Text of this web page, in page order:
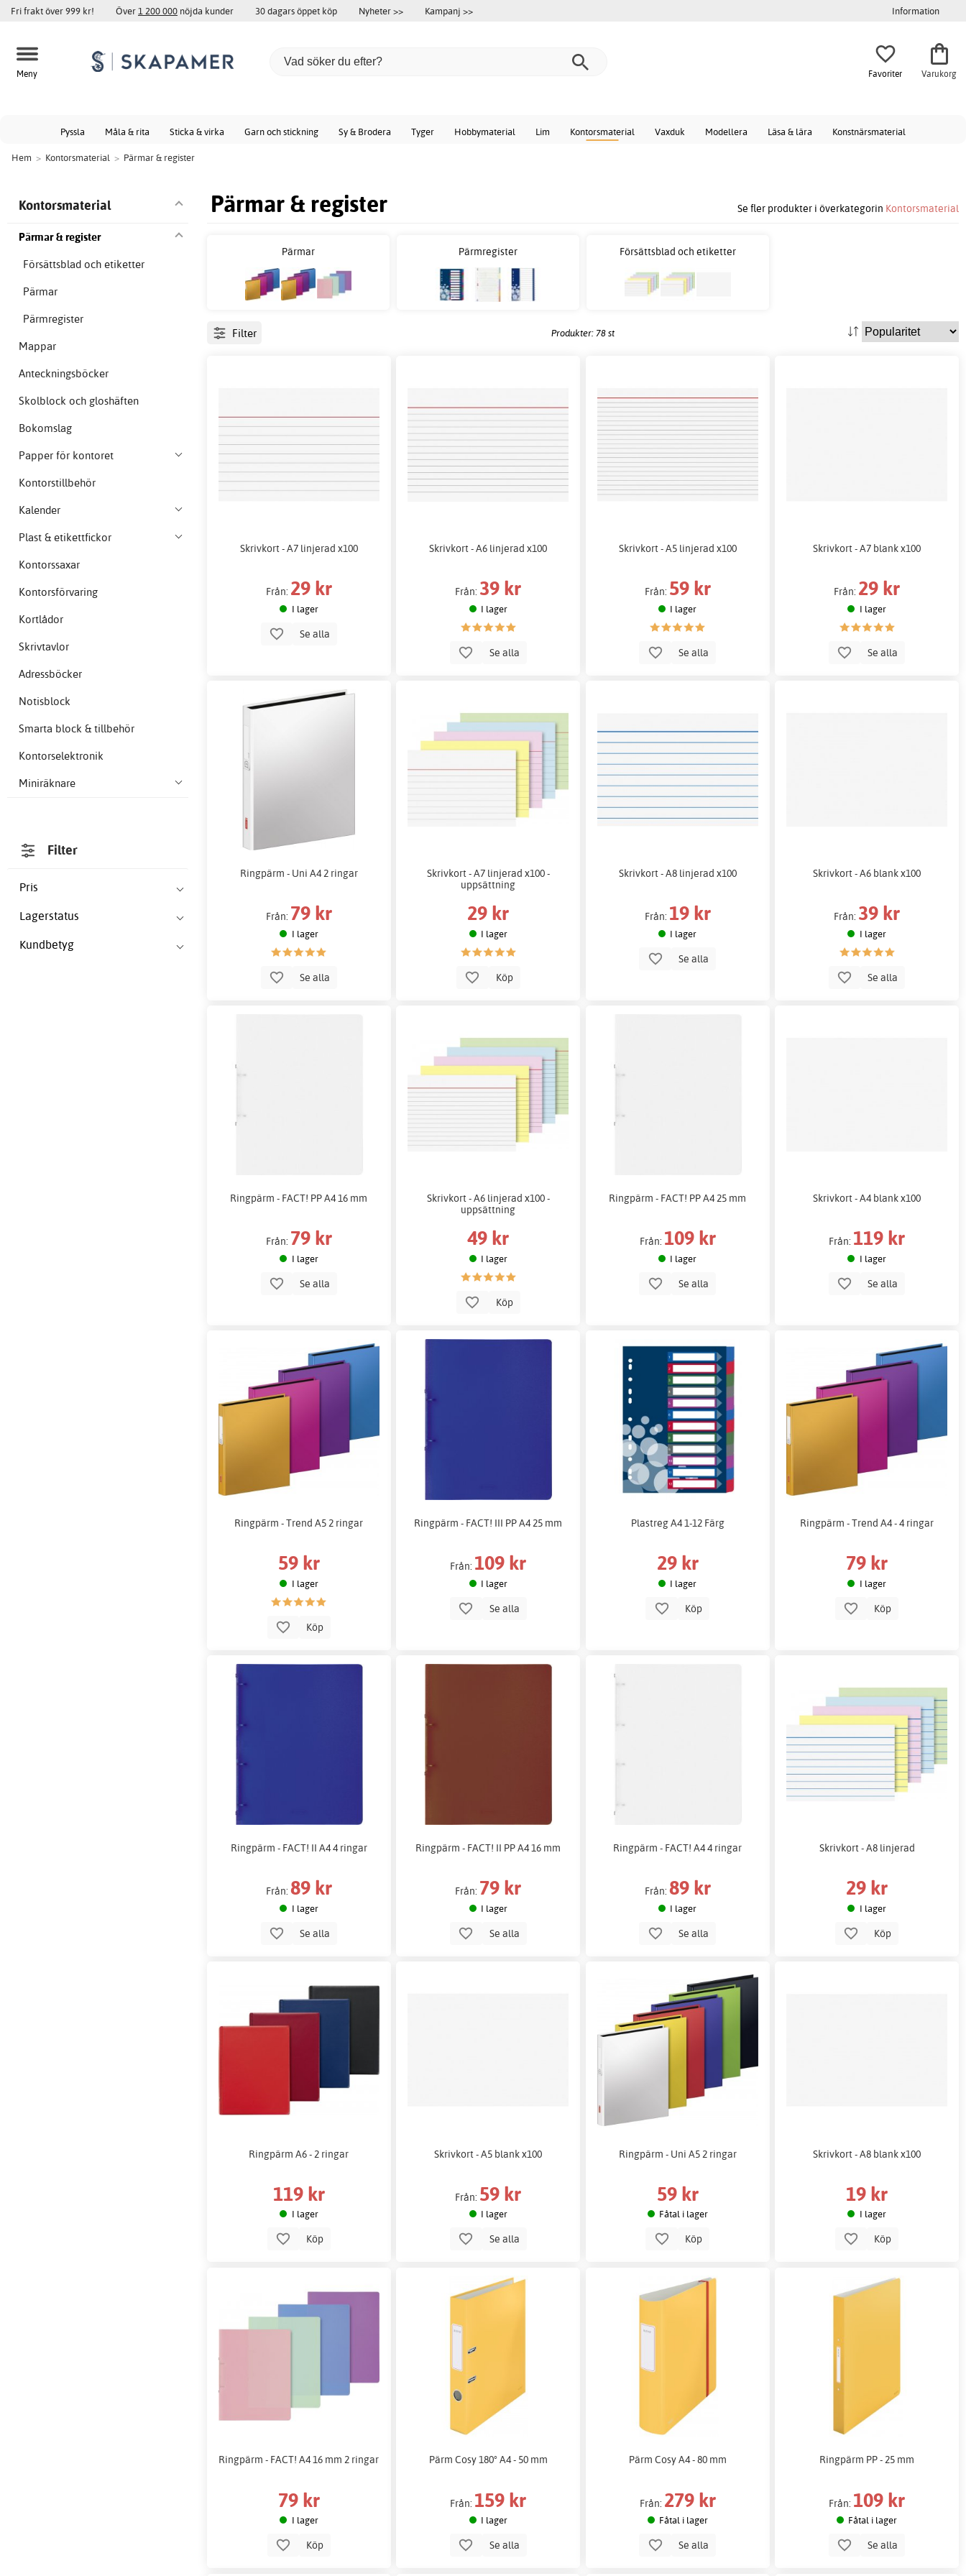
Fri frakt över 999 kr! Över1 200 000 nöjda kunder 30 dagars öppet köp Nyheter >> Kampanj >> Information
Meny Favoriter Varukorg
Pyssla Måla & rita Sticka & virka Garn och stickning Sy & Brodera Tyger Hobbymaterial Lim Kontorsmaterial Vaxduk Modellera Läsa & lära Konstnärsmaterial
Hem > Kontorsmaterial > Pärmar & register
Pärmar & register Se fler produkter i överkategorin Kontorsmaterial
Kontorsmaterial
Pärmar & register
Försättsblad och etiketter
Pärmar
Pärmregister
Mappar
Anteckningsböcker
Skolblock och gloshäften
Bokomslag
Papper för kontoret
Kontorstillbehör
Kalender
Plast & etikettfickor
Kontorssaxar
Kontorsförvaring
Kortlådor
Skrivtavlor
Adressböcker
Notisblock
Smarta block & tillbehör
Kontorselektronik
Miniräknare
Filter
Pris
Lagerstatus
Kundbetyg
Pärmar Pärmregister Försättsblad och etiketter
Filter Produkter: 78 st
Skrivkort - A7 linjerad x100
Från: 29 kr
I lager
Se alla
Skrivkort - A6 linjerad x100
Från: 39 kr
I lager
Se alla
Skrivkort - A5 linjerad x100
Från: 59 kr
I lager
Se alla
Skrivkort - A7 blank x100
Från: 29 kr
I lager
Se alla
Ringpärm - Uni A4 2 ringar
Från: 79 kr
I lager
Se alla
Skrivkort - A7 linjerad x100 -
uppsättning
29 kr
I lager
Köp
Skrivkort - A8 linjerad x100
Från: 19 kr
I lager
Se alla
Skrivkort - A6 blank x100
Från: 39 kr
I lager
Se alla
Ringpärm - FACT! PP A4 16 mm
Från: 79 kr
I lager
Se alla
Skrivkort - A6 linjerad x100 -
uppsättning
49 kr
I lager
Köp
Ringpärm - FACT! PP A4 25 mm
Från: 109 kr
I lager
Se alla
Skrivkort - A4 blank x100
Från: 119 kr
I lager
Se alla
Ringpärm - Trend A5 2 ringar
59 kr
I lager
Köp
Ringpärm - FACT! III PP A4 25 mm
Från: 109 kr
I lager
Se alla
Plastreg A4 1-12 Färg
29 kr
I lager
Köp
Ringpärm - Trend A4 - 4 ringar
79 kr
I lager
Köp
Ringpärm - FACT! II A4 4 ringar
Från: 89 kr
I lager
Se alla
Ringpärm - FACT! II PP A4 16 mm
Från: 79 kr
I lager
Se alla
Ringpärm - FACT! A4 4 ringar
Från: 89 kr
I lager
Se alla
Skrivkort - A8 linjerad
29 kr
I lager
Köp
Ringpärm A6 - 2 ringar
119 kr
I lager
Köp
Skrivkort - A5 blank x100
Från: 59 kr
I lager
Se alla
Ringpärm - Uni A5 2 ringar
59 kr
Fåtal i lager
Köp
Skrivkort - A8 blank x100
19 kr
I lager
Köp
Ringpärm - FACT! A4 16 mm 2 ringar
79 kr
I lager
Köp
Pärm Cosy 180° A4 - 50 mm
Från: 159 kr
I lager
Se alla
Pärm Cosy A4 - 80 mm
Från: 279 kr
Fåtal i lager
Se alla
Ringpärm PP - 25 mm
Från: 109 kr
Fåtal i lager
Se alla